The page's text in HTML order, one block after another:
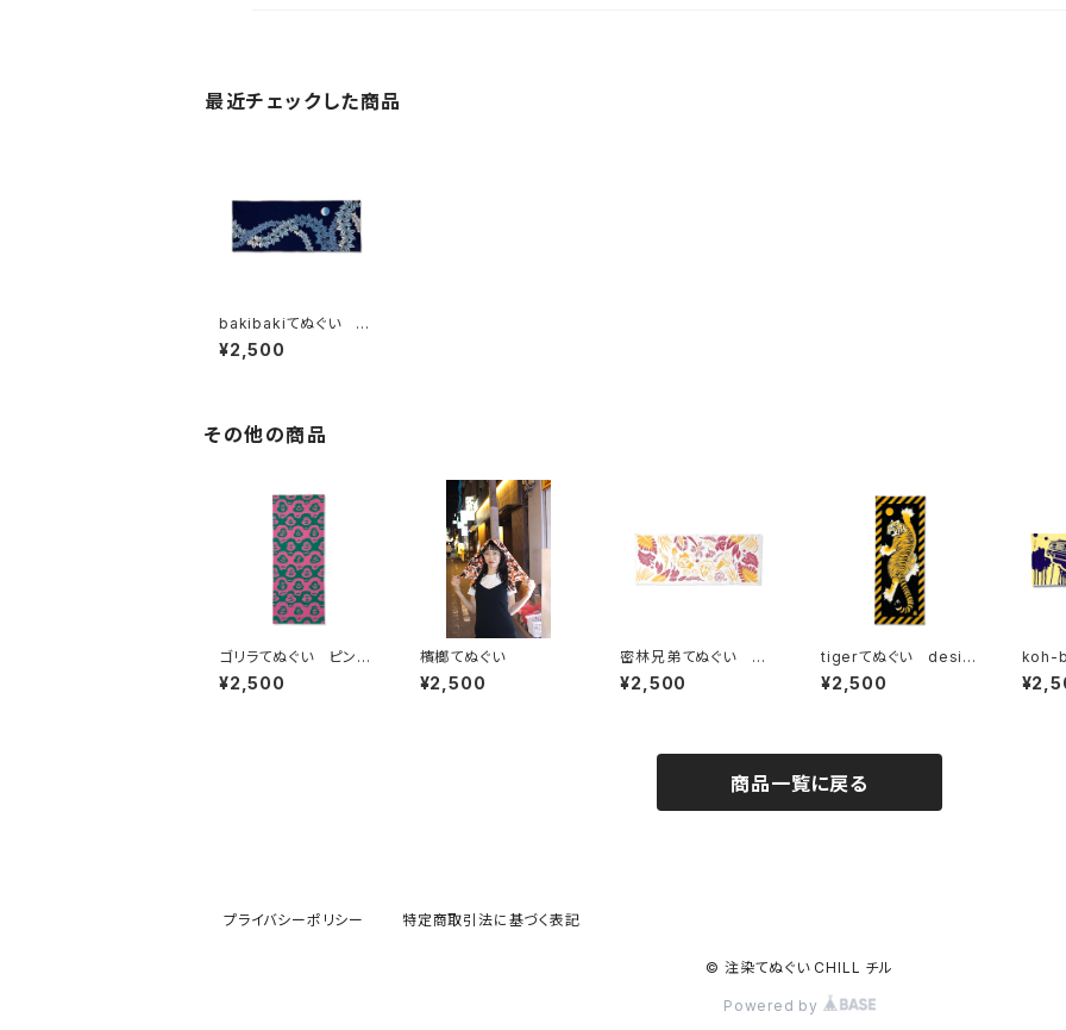
最近チェックした商品
bakibakiてぬぐい 紺
ぼかし
¥2,500
その他の商品
ゴリラてぬぐい ピンク
×緑
¥2,500
檳榔てぬぐい
¥2,500
密林兄弟てぬぐい ピ
ンク×イエロー
¥2,500
tigerてぬぐい desig
ned by kanat
¥2,500
koh-
商品一覧に戻る
プライバシーポリシー 特定商取引法に基づく表記
© 注染てぬぐい CHILL チル
Powered by